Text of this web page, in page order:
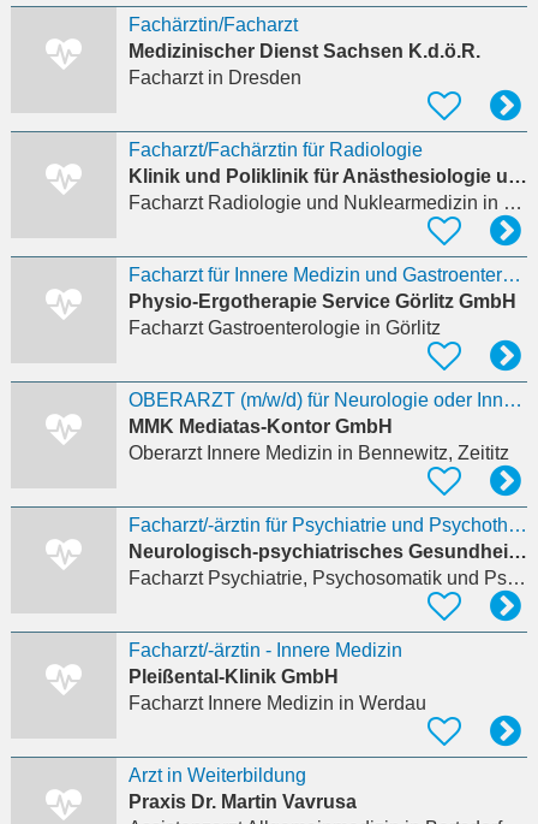
Fachärztin/Facharzt
Medizinischer Dienst Sachsen K.d.ö.R.
Facharztin Dresden
Facharzt/Fachärztin für Radiologie
Klinik und Poliklinik für Anästhesiologie und Intensivtherapie UKL
Facharzt Radiologie und Nuklearmedizin in Leipzig
Facharzt für Innere Medizin und Gastroenterologie (m/w/d)
Physio-Ergotherapie Service Görlitz GmbH
Facharzt Gastroenterologiein Görlitz
OBERARZT (m/w/d) für Neurologie oder Innere Medizin
MMK Mediatas-Kontor GmbH
Oberarzt Innere Medizin in Bennewitz, Zeititz
Facharzt/-ärztin für Psychiatrie und Psychotherapie im MVZ Dresden
Neurologisch-psychiatrisches Gesundheitszentrum Dresden GmbH
Facharzt Psychiatrie, Psychosomatik und Psychotherapie
Facharzt/-ärztin - Innere Medizin
Pleißental-Klinik GmbH
Facharzt Innere Medizin in Werdau
Arzt in Weiterbildung
Praxis Dr. Martin Vavrusa